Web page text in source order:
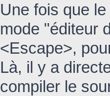
Une fois que
mode "éditeur
<Escape>,
Là, il y a
compiler le